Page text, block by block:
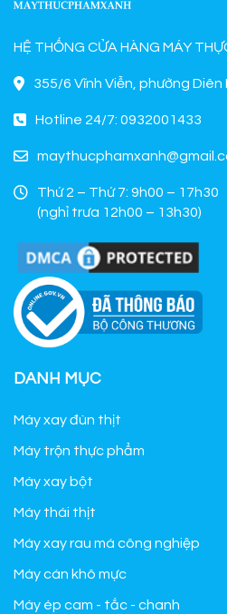
HỆ THỐNG CỬA HÀNG MÁY
355/6 Vĩnh Viễn, phường Diên
Hotline 24/7: 0932001433
Thứ 2 – Thứ 7: 9h00 – 17h30
(nghỉ trưa 12h00 – 13h30)
DANH MỤC
Máy xay đùn thịt
Máy trộn thực phẩm
Máy xay bột
Máy thái thịt
Máy xay rau má công nghiệp
Máy cán khô mực
Máy ép cam - tắc - chanh